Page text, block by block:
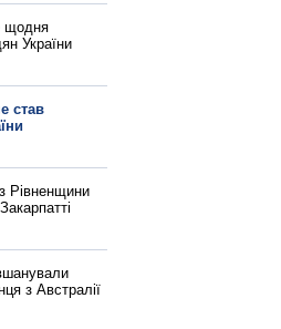
щодня
України
став
Рівненщини
з Австралії